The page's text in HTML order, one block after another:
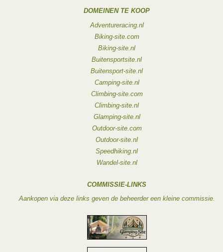
DOMEINEN TE KOOP
Adventureracing.nl
Biking-site.com
Biking-site.nl
Buitensportsite.nl
Buitensport-site.nl
Camping-site.nl
Climbing-site.com
Climbing-site.nl
Glamping-site.nl
Outdoor-site.com
Outdoor-site.nl
Speedhiking.nl
Wandel-site.nl
COMMISSIE-LINKS
Aankopen via deze links geven de beheerder een kleine commissie.